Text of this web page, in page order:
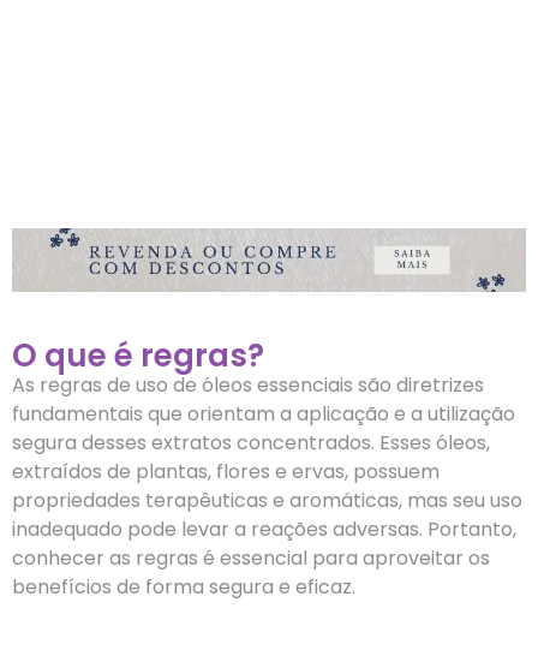
O que é regras?
As regras de uso de óleos essenciais são diretrizes
fundamentais que orientam a aplicação e a utilização
segura desses extratos concentrados. Esses óleos,
extraídos de plantas, flores e ervas, possuem
propriedades terapêuticas e aromáticas, mas seu uso
inadequado pode levar a reações adversas. Portanto,
conhecer as regras é essencial para aproveitar os
benefícios de forma segura e eficaz.